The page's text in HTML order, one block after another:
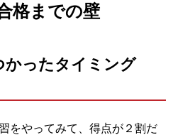
格までの壁
かったタイミング
をやってみて、得点が２割だ